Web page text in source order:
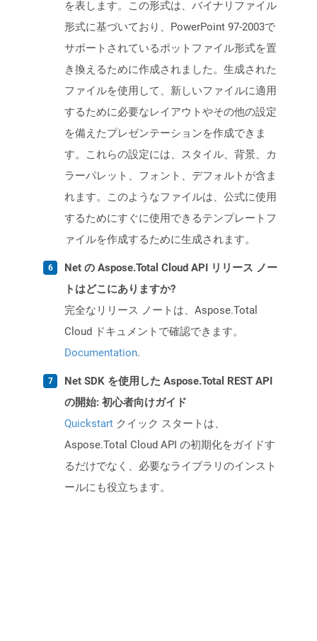
を表します。この形式は、バイナリファイル
形式に基づいており、PowerPoint 97-2003で
サポートされているポットファイル形式を置
き換えるために作成されました。生成された
ファイルを使用して、新しいファイルに適用
するために必要なレイアウトやその他の設定
を備えたプレゼンテーションを作成できま
す。これらの設定には、スタイル、背景、カ
ラーパレット、フォント、デフォルトが含ま
れます。このようなファイルは、公式に使用
するためにすぐに使用できるテンプレートフ
ァイルを作成するために生成されます。
Net の Aspose.Total Cloud API リリース ノー
トはどこにありますか?
完全なリリース ノートは、Aspose.Total
Cloud ドキュメントで確認できます。
Documentation.
Net SDK を使用した Aspose.Total REST API
の開始: 初心者向けガイド
Quickstart クイック スタートは、
Aspose.Total Cloud API の初期化をガイドす
るだけでなく、必要なライブラリのインスト
ールにも役立ちます。